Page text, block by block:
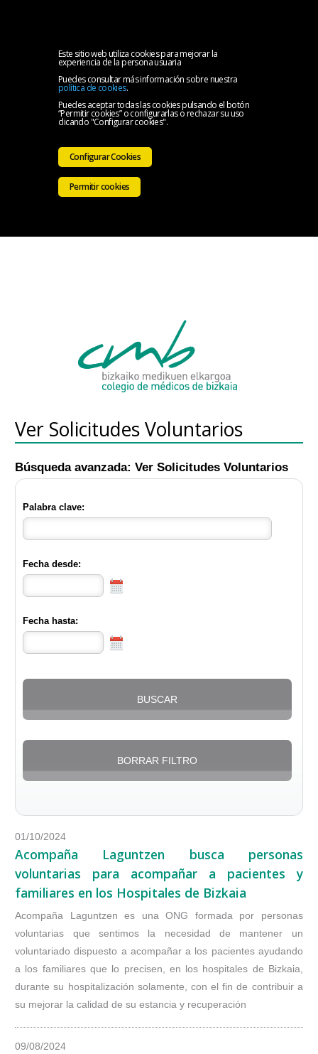
Este sitio web utiliza cookies para mejorar la
experiencia de la persona usuaria
Puedes consultar más información sobre nuestra
política de cookies.
Puedes aceptar todas las cookies pulsando el botón
“Permitir cookies” o configurarlas o rechazar su uso
clicando "Configurar cookies".
Configurar Cookies
Permitir cookies
Ver Solicitudes Voluntarios
Búsqueda avanzada: Ver Solicitudes Voluntarios
Palabra clave:
Fecha desde:
Fecha hasta:
01/10/2024
Acompaña Laguntzen busca personas
voluntarias para acompañar a pacientes y
familiares en los Hospitales de Bizkaia
Acompaña Laguntzen es una ONG formada por personas
voluntarias que sentimos la necesidad de mantener un
voluntariado dispuesto a acompañar a los pacientes ayudando
a los familiares que lo precisen, en los hospitales de Bizkaia,
durante su hospitalización solamente, con el fin de contribuir a
su mejorar la calidad de su estancia y recuperación
09/08/2024